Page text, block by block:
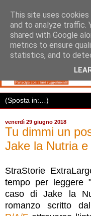
venerdì 29 giugno 2018
Tu dimmi un
Jake la Nutria
StraStorie
tempo per leggere
caso di Jake la
romanzo scritto
This site uses
and to analyze traffic.
shared with Google
metrics to ensure
statistics, and to